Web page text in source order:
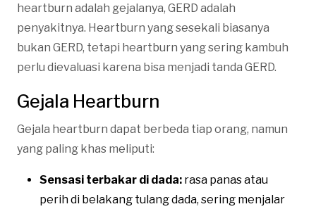
heartburn adalah gejalanya, GERD adalah
penyakitnya. Heartburn yang sesekali biasanya
bukan GERD, tetapi heartburn yang sering kambuh
perlu dievaluasi karena bisa menjadi tanda GERD.
Gejala Heartburn
Gejala heartburn dapat berbeda tiap orang, namun
yang paling khas meliputi:
Sensasi terbakar di dada: rasa panas atau
perih di belakang tulang dada, sering menjalar